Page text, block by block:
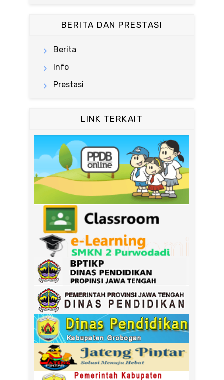
BERITA DAN PRESTASI
Berita
Info
Prestasi
LINK TERKAIT